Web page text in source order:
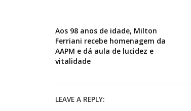
Aos 98 anos de idade, Milton
Ferriani recebe homenagem da
AAPM e dá aula de lucidez e
vitalidade
LEAVE A REPLY: